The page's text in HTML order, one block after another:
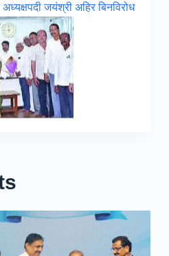
अध्यक्षपदी जयंश्री अहिर बिनविरोध